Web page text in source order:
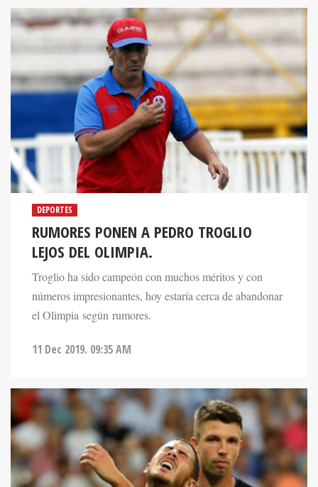
DEPORTES
RUMORES PONEN A PEDRO TROGLIO
LEJOS DEL OLIMPIA.
Troglio ha sido campeón con muchos méritos y con
números impresionantes, hoy estaría cerca de abandonar
el Olimpia según rumores.
11 Dec 2019. 09:35 AM